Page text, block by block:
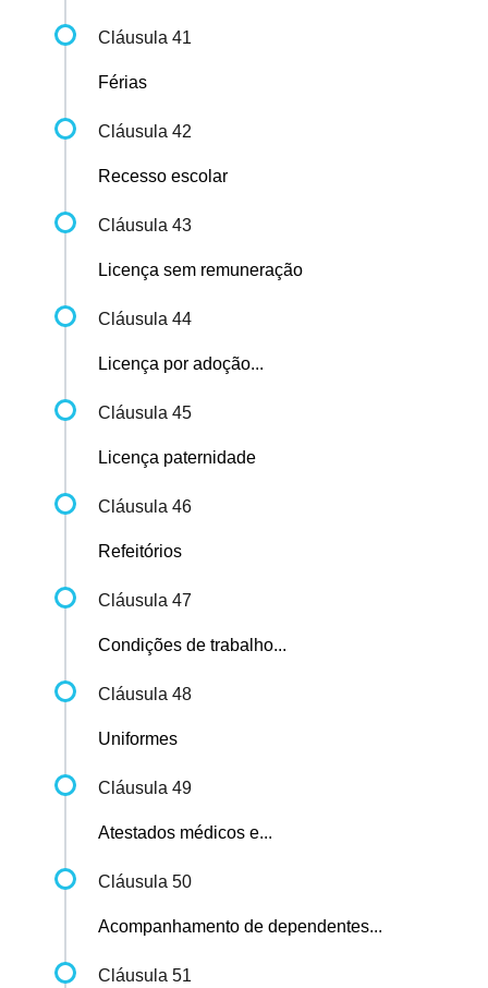
Cláusula 41
Férias
Cláusula 42
Recesso escolar
Cláusula 43
Licença sem remuneração
Cláusula 44
Licença por adoção...
Cláusula 45
Licença paternidade
Cláusula 46
Refeitórios
Cláusula 47
Condições de trabalho...
Cláusula 48
Uniformes
Cláusula 49
Atestados médicos e...
Cláusula 50
Acompanhamento de dependentes...
Cláusula 51